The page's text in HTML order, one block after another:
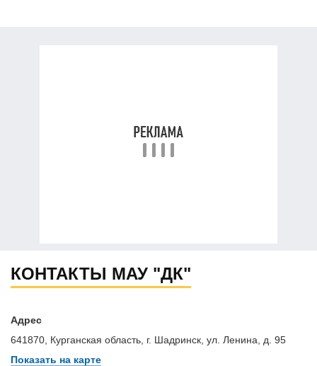
КОНТАКТЫ МАУ "ДК"
Адрес
641870, Курганская область, г. Шадринск, ул. Ленина, д. 95
Показать на карте